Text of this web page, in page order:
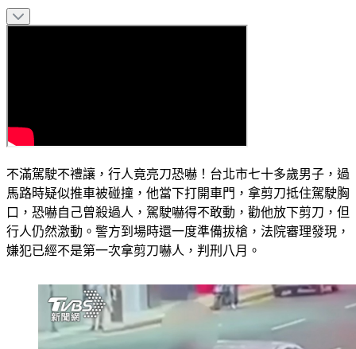
不滿駕駛不禮讓，行人竟亮刀恐嚇！台北市七十多歲男子，過
馬路時疑似推車被碰撞，他當下打開車門，拿剪刀抵住駕駛胸
口，恐嚇自己曾殺過人，駕駛嚇得不敢動，勸他放下剪刀，但
行人仍然激動。警方到場時還一度準備拔槍，法院審理發現，
嫌犯已經不是第一次拿剪刀嚇人，判刑八月。